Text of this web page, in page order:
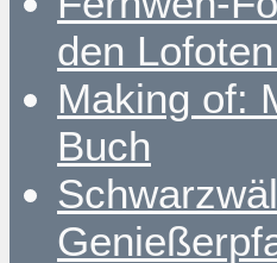
den
Making of:
Buch